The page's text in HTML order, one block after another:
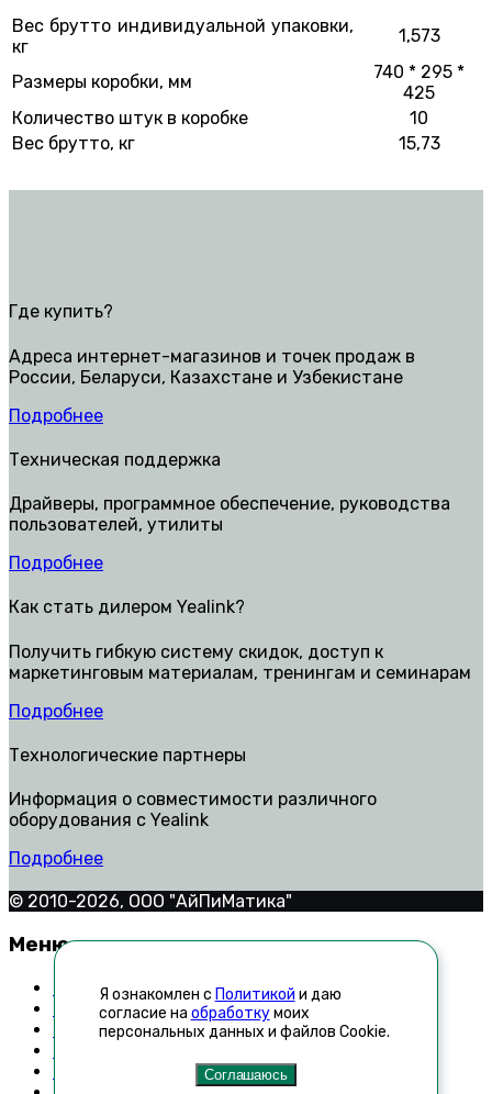
Вес брутто индивидуальной упаковки,
кг
1,573
Размеры коробки, мм
740 * 295 *
425
Количество штук в коробке
10
Вес брутто, кг
15,73
Где купить?
Адреса интернет-магазинов и точек продаж в
России, Беларуси, Казахстане и Узбекистане
Подробнее
Техническая поддержка
Драйверы, программное обеспечение, руководства
пользователей, утилиты
Подробнее
Как стать дилером Yealink?
Получить гибкую систему скидок, доступ к
маркетинговым материалам, тренингам и семинарам
Подробнее
Технологические партнеры
Информация о совместимости различного
оборудования с Yealink
Подробнее
© 2010-2026, ООО "АйПиМатика"
Меню
Контакты
Техническая поддержка
Как стать дилером
Я ознакомлен с Политикой и даю
согласие на обработкумоих
персональных данных и файлов Cookie.
Соглашаюсь